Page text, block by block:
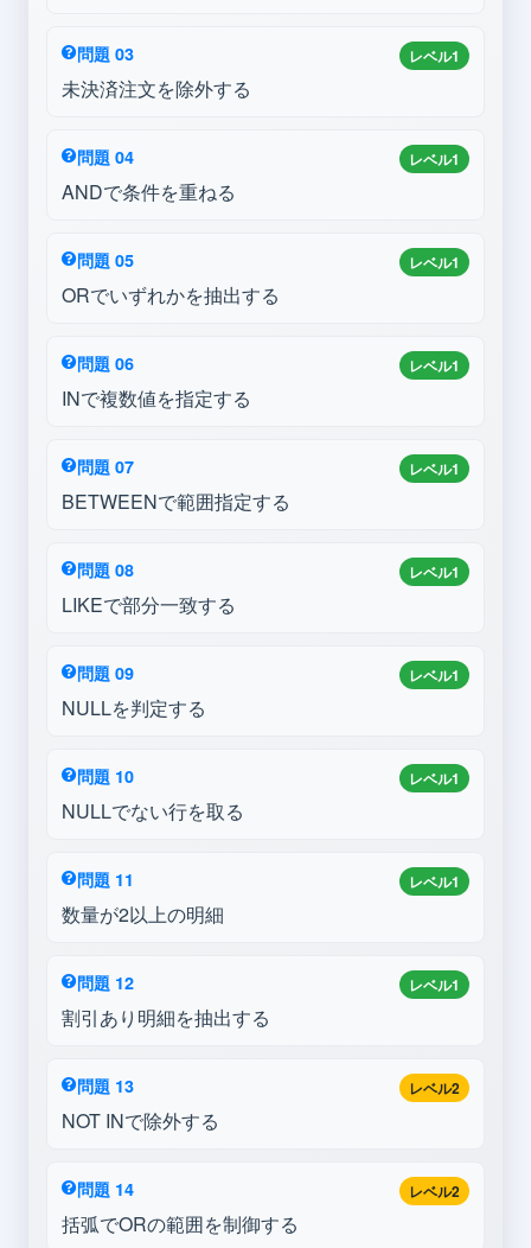
レベル1
問題 03
未決済注文を除外する
レベル1
問題 04
ANDで条件を重ねる
レベル1
問題 05
ORでいずれかを抽出する
レベル1
問題 06
INで複数値を指定する
レベル1
問題 07
BETWEENで範囲指定する
レベル1
問題 08
LIKEで部分一致する
レベル1
問題 09
NULLを判定する
レベル1
問題 10
NULLでない行を取る
レベル1
問題 11
数量が2以上の明細
レベル1
問題 12
割引あり明細を抽出する
レベル2
問題 13
NOT INで除外する
レベル2
問題 14
括弧でORの範囲を制御する